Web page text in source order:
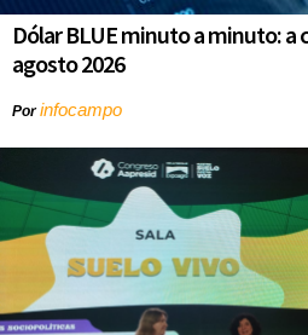
Dólar BLUE minuto a minuto: a
agosto 2026
Porinfocampo